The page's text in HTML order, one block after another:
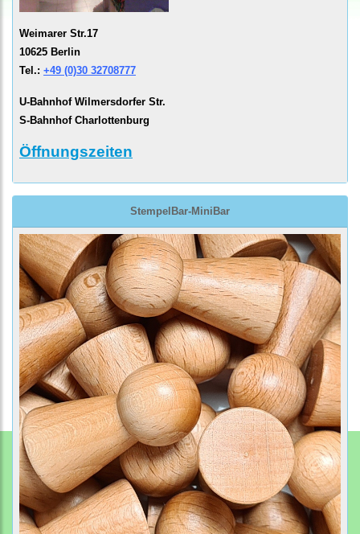
Weimarer Str.17
10625 Berlin
Tel.: +49 (0)30 32708777
U-Bahnhof Wilmersdorfer Str.
S-Bahnhof Charlottenburg
Öffnungszeiten
StempelBar-MiniBar